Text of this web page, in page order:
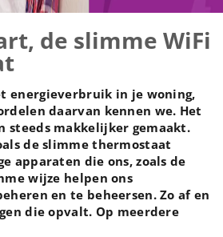
de slimme WiFi
energieverbruik in je woning,
daarvan kennen we. Het
steeds makkelijker gemaakt.
de slimme thermostaat
apparaten die ons, zoals de
wijze helpen ons
en te beheersen. Zo af en
die opvalt. Op meerdere